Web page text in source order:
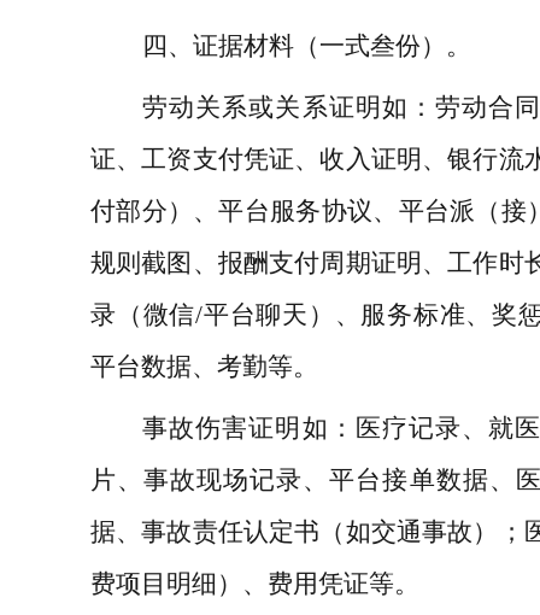
四、证据材料（一式叁份）。
劳动关系或关系证明如：劳动合
证、工资支付凭证、收入证明、银行流
付部分）、平台服务协议、平台派（接
规则截图、报酬支付周期证明、工作时
录（微信/平台聊天）、服务标准、奖
平台数据、考勤等。
事故伤害证明如：医疗记录、就
片、事故现场记录、平台接单数据、
据、事故责任认定书（如交通事故）；
费项目明细）、费用凭证等。